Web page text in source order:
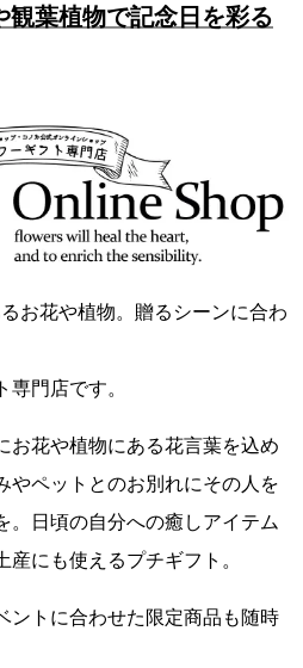
葉植物で記念日を彩る
お花や植物。贈るシーンに合わ
門店です。
お花や植物にある花言葉を込め
やペットとのお別れにその人を
。日頃の自分への癒しアイテム
にも使えるプチギフト。
ントに合わせた限定商品も随時